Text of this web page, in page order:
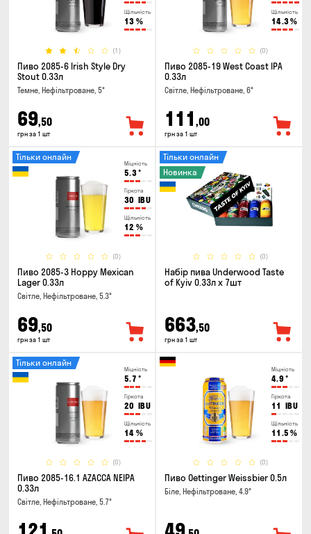
Щільність
13 %
(1)
Пиво 2085-6 Irish Style Dry
Stout 0.33л
Темне, Нефільтроване, 5°
69,50
грн за 1 шт
Щільність
14.3%
(0)
Пиво 2085-19 West Coast IPA
0.33л
Світле, Нефільтроване, 6°
111 ,00
грн за 1 шт
Міцність
5.3°
Гіркота
30 IBU
Щільність
12 %
(0)
Тільки онлайн
Пиво 2085-3 Hoppy Mexican
Lager 0.33л
Світле, Нефільтроване, 5.3°
69,50
грн за 1 шт
(0)
Тільки онлайн
Новинка
Набір пива Underwood Taste
of Kyiv 0.33л x 7шт
663,50
грн за 1 шт
Міцність
5.7 °
Гіркота
20 IBU
Щільність
14 %
(0)
Тільки онлайн
Пиво 2085-16.1 AZACCA NEIPA
0.33л
Світле, Нефільтроване, 5.7°
Міцність
4.9 °
Гіркота
11 IBU
Щільність
11.5 %
(0)
Пиво Oettinger Weissbier 0.5л
Біле, Нефільтроване, 4.9°